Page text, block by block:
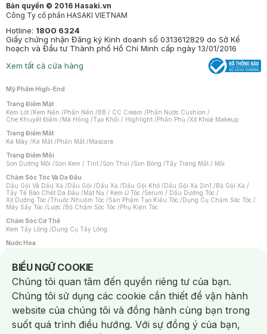
Bản quyền © 2016 Hasaki.vn
Công Ty cổ phần HASAKI VIETNAM
Hotline: 1800 6324
Giấy chứng nhận Đăng ký Kinh doanh số 0313612829 do Sở Kế
hoạch và Đầu tư Thành phố Hồ Chí Minh cấp ngày 13/01/2016
Xem tất cả cửa hàng
Mỹ Phẩm High-End
Trang Điểm Mặt
Kem Lót /Kem Nền /Phấn Nền /BB / CC Cream /Phấn Nước Cushion /
Che Khuyết Điểm /Má Hồng /Tạo Khối / Highlight /Phấn Phủ /Xịt Khoá Makeup
Trang Điểm Mắt
Kẻ Mày /Kẻ Mắt /Phấn Mắt /Mascara
Trang Điểm Môi
Son Dưỡng Môi /Son Kem / Tint /Son Thỏi /Son Bóng /Tẩy Trang Mắt / Môi
Chăm Sóc Tóc Và Da Đầu
Dầu Gội Và Dầu Xả /Dầu Gội /Dầu Xả /Dầu Gội Khô /Dầu Gội Xả 2in1 /Bộ Gội Xả /
Tẩy Tế Bào Chết Da Đầu /Mặt Nạ / Kem Ủ Tóc /Serum / Dầu Dưỡng Tóc /
Xịt Dưỡng Tóc /Thuốc Nhuộm Tóc /Sản Phẩm Tạo Kiểu Tóc /Dụng Cụ Chăm Sóc Tóc /
Máy Sấy Tóc /Lược /Bộ Chăm Sóc Tóc /Phụ Kiện Tóc
Chăm Sóc Cơ Thể
Kem Tẩy Lông /Dụng Cụ Tẩy Lông
Nước Hoa
Nước Hoa Nữ
Chăm Sóc Cá Nhân
Chống Muỗi /Khẩu Trang /Máy Massage/Mặt Nạ Xông Hơi /Nước Rửa Tay/
Sản Phẩm Chăm Sóc Khác /Bàn Chải Đánh Răng /Bàn Chải Điện/
Hỗ Trợ Trắng Răng/Kem Đánh Răng /Máy Tăm Nước/ Nước Súc Miệng/
Tăm / Chỉ Nha Khoa/ Xịt Thơm Miệng / Dung Dịch Vệ Sinh/Dưỡng Vùng Kín/
Khăn Ướt Vệ Sinh Vùng Kín/Băng Vệ Sinh/Tampon/Bọt Cạo Râu /Dao Cạo Râu/
Máy Cạo Râu
Vấn Đề Về Da
BIỂU NGỮ COOKIE
Notice about cookies usage
Chúng tôi quan tâm đến quyền riêng tư của bạn.
Chúng tôi sử dụng các cookie cần thiết để vận hành
website của chúng tôi và đồng hành cùng bạn trong
suốt quá trình điều hướng. Với sự đồng ý của bạn,